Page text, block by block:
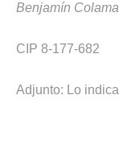
Benjamín
CIP 8-177-682
Adjunto: Lo